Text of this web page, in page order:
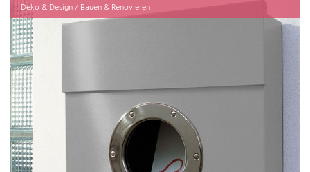
Deko & Design / Bauen & Renovieren